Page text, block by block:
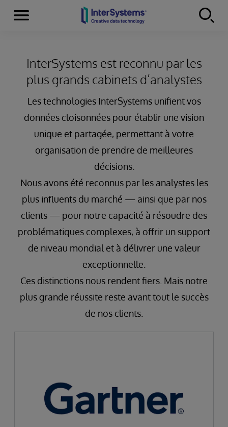
Skip to content
Menu
InterSystems est reconnu par les
plus grands cabinets d’analystes
Les technologies InterSystems unifient vos
données cloisonnées pour établir une vision
unique et partagée, permettant à votre
organisation de prendre de meilleures
décisions.
Nous avons été reconnus par les analystes les
plus influents du marché — ainsi que par nos
clients — pour notre capacité à résoudre des
problématiques complexes, à offrir un support
de niveau mondial et à délivrer une valeur
exceptionnelle.
Ces distinctions nous rendent fiers. Mais notre
plus grande réussite reste avant tout le succès
de nos clients.